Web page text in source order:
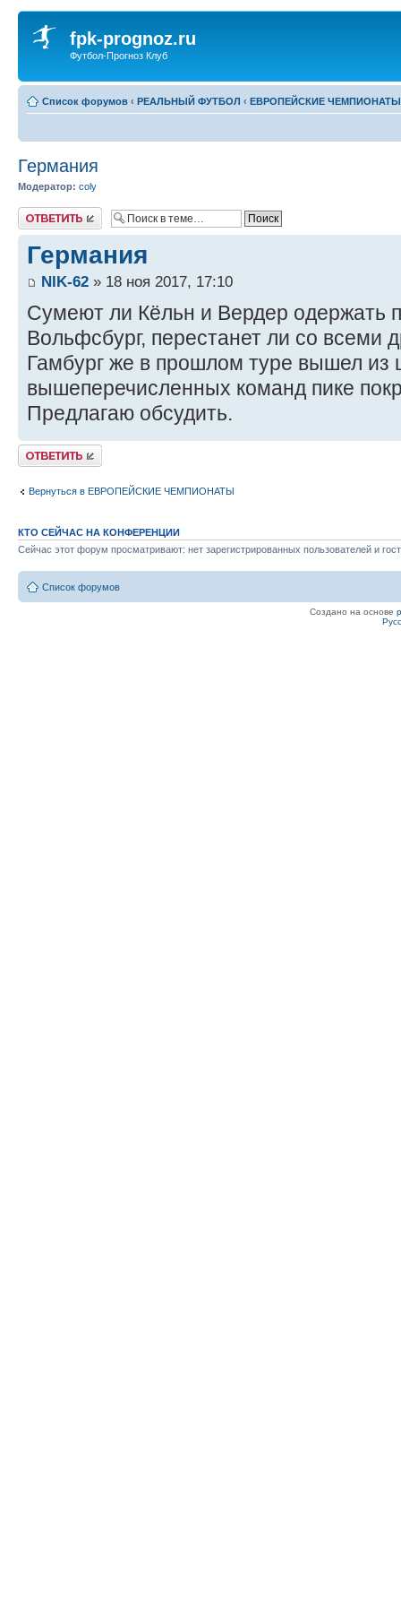
fpk-prognoz.ru
Футбол-Прогноз Клуб
Список форумов ‹ РЕАЛЬНЫЙ ФУТБОЛ ‹ ЕВРОПЕЙСКИЕ ЧЕМПИОНАТЫ
Германия
Модератор: coly
Ответить
Германия
NIK-62 » 18 ноя 2017, 17:10
Сумеют ли Кёльн и Вердер одержать
Вольфсбург, перестанет ли со всеми
Гамбург же в прошлом туре вышел из
вышеперечисленных команд пике
Предлагаю обсудить.
Ответить
Вернуться в ЕВРОПЕЙСКИЕ ЧЕМПИОНАТЫ
КТО СЕЙЧАС НА КОНФЕРЕНЦИИ
Сейчас этот форум просматривают: нет зарегистрированных пользователей и
Список форумов
Создано на основе